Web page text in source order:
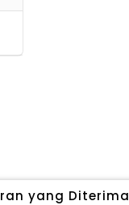
yang Diterima